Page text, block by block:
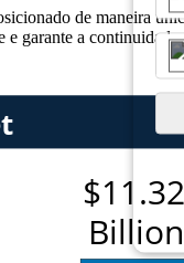
de maneira
garante a